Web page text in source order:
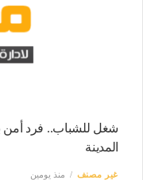
المدينة
غير مصنف منذ يومين